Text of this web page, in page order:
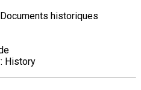
historiques
History